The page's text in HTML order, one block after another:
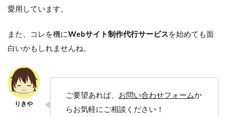
愛用しています。
また、コレを機にWebサイト制作代行サービスを始めても面
白いかもしれませんね。
ご要望あれば、 お問い合わせフォームか
らお気軽にご相談ください！